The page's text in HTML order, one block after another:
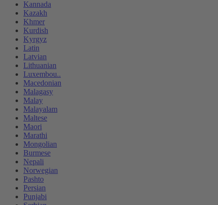
Kannada
Kazakh
Khmer
Kurdish
Kyrgyz
Latin
Latvian
Lithuanian
Luxembou..
Macedonian
Malagasy
Malay
Malayalam
Maltese
Maori
Marathi
Mongolian
Burmese
Nepali
Norwegian
Pashto
Persian
Punjabi